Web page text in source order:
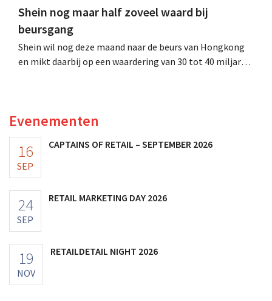
Shein nog maar half zoveel waard bij
beursgang
Shein wil nog deze maand naar de beurs van Hongkong
en mikt daarbij op een waardering van 30 tot 40 miljard
Evenementen
16
SEP
CAPTAINS OF RETAIL – SEPTEMBER 2026
24
SEP
RETAIL MARKETING DAY 2026
19
NOV
RETAILDETAIL NIGHT 2026